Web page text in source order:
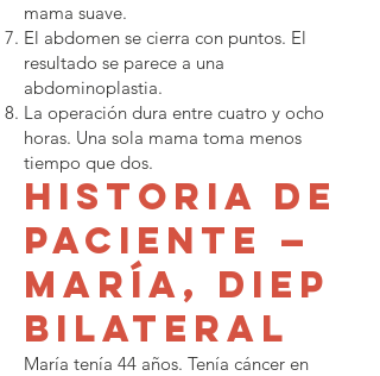
mama suave.
El abdomen se cierra con puntos. El
resultado se parece a una
abdominoplastia.
La operación dura entre cuatro y ocho
horas. Una sola mama toma menos
tiempo que dos.
Historia de
paciente —
María, DIEP
bilateral
María tenía 44 años. Tenía cáncer en